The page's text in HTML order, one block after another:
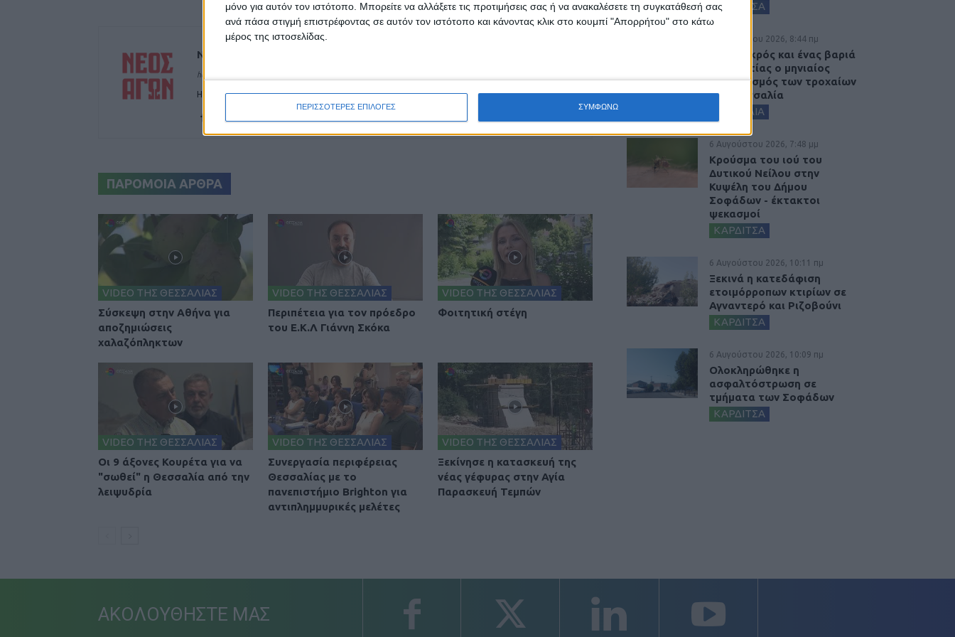
μόνο για αυτόν τον ιστότοπο. Μπορείτε να αλλάξετε τις προτιμήσεις σας ή να ανακαλέσετε τη συγκατάθεσή σας
ανά πάσα στιγμή επιστρέφοντας σε αυτόν τον ιστότοπο και κάνοντας κλικ στο κουμπί "Απορρήτου" στο κάτω
μέρος της ιστοσελίδας.
ΠΕΡΙΣΣΟΤΕΡΕΣ ΕΠΙΛΟΓΕΣ ΣΥΜΦΩΝΩ
ΝΕΟΣ ΑΓΩΝ
https://neosagon.gr
Η Αρχαιότερη Καθημερινή Πρωινή Εφημερίδα της Καρδίτσας
ΠΑΡΟΜΟΙΑ ΑΡΘΡΑ
VIDEO ΤΗΣ ΘΕΣΣΑΛΙΑΣ
Σύσκεψη στην Αθήνα για
αποζημιώσεις
χαλαζόπληκτων
VIDEO ΤΗΣ ΘΕΣΣΑΛΙΑΣ
Περιπέτεια για τον πρόεδρο
του Ε.Κ.Λ Γιάννη Σκόκα
VIDEO ΤΗΣ ΘΕΣΣΑΛΙΑΣ
Φοιτητική στέγη
VIDEO ΤΗΣ ΘΕΣΣΑΛΙΑΣ
Οι 9 άξονες Κουρέτα για να
"σωθεί" η Θεσσαλία από την
λειψυδρία
VIDEO ΤΗΣ ΘΕΣΣΑΛΙΑΣ
Συνεργασία περιφέρειας
Θεσσαλίας με το
πανεπιστήμιο Brighton για
αντιπλημμυρικές μελέτες
VIDEO ΤΗΣ ΘΕΣΣΑΛΙΑΣ
Ξεκίνησε η κατασκευή της
νέας γέφυρας στην Αγία
Παρασκευή Τεμπών
ΚΑΡΔΙΤΣΑ
7 Αυγούστου 2026, 8:44 πμ
Ένας νεκρός και ένας βαριά
τραυματίας ο μηνιαίος
απολογισμός των τροχαίων
στη Θεσσαλία
ΘΕΣΣΑΛΙΑ
6 Αυγούστου 2026, 7:48 μμ
Κρούσμα του ιού του
Δυτικού Νείλου στην
Κυψέλη του Δήμου
Σοφάδων - έκτακτοι
ψεκασμοί
ΚΑΡΔΙΤΣΑ
6 Αυγούστου 2026, 10:11 πμ
Ξεκινά η κατεδάφιση
ετοιμόρροπων κτιρίων σε
Αγναντερό και Ριζοβούνι
ΚΑΡΔΙΤΣΑ
6 Αυγούστου 2026, 10:09 πμ
Ολοκληρώθηκε η
ασφαλτόστρωση σε
τμήματα των Σοφάδων
ΚΑΡΔΙΤΣΑ
ΑΚΟΛΟΥΘΗΣΤΕ ΜΑΣ